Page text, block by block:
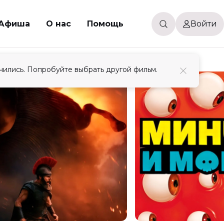
О нас Помощь Войти
Попробуйте выбрать другой фильм.